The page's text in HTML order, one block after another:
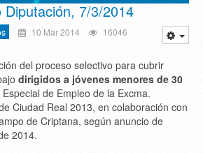
Diputación, 7/3/2014
10 Mar 2014 16046
del proceso selectivo para cubrir
dirigidos a jóvenes menores de 30
de Empleo de la Excma.
Ciudad Real 2013, en colaboración con
de Criptana, según anuncio de
2014.